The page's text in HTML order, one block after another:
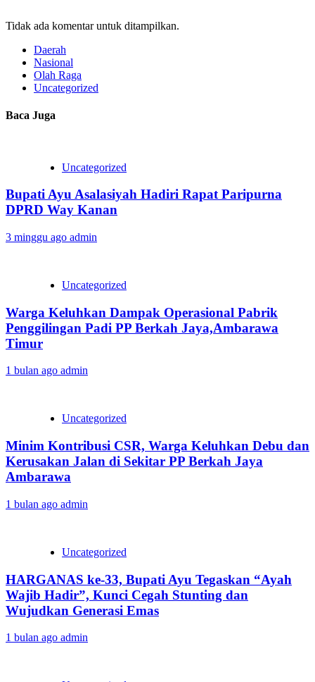
Tidak ada komentar untuk ditampilkan.
Daerah
Nasional
Olah Raga
Uncategorized
Baca Juga
Uncategorized
Bupati Ayu Asalasiyah Hadiri Rapat Paripurna
DPRD Way Kanan
3 minggu ago admin
Uncategorized
Warga Keluhkan Dampak Operasional Pabrik
Penggilingan Padi PP Berkah Jaya,‎Ambarawa
Timur
1 bulan ago admin
Uncategorized
Minim Kontribusi CSR, Warga Keluhkan Debu dan
Kerusakan Jalan di Sekitar PP Berkah Jaya
Ambarawa‎
1 bulan ago admin
Uncategorized
HARGANAS ke-33, Bupati Ayu Tegaskan “Ayah
Wajib Hadir”, Kunci Cegah Stunting dan
Wujudkan Generasi Emas
1 bulan ago admin